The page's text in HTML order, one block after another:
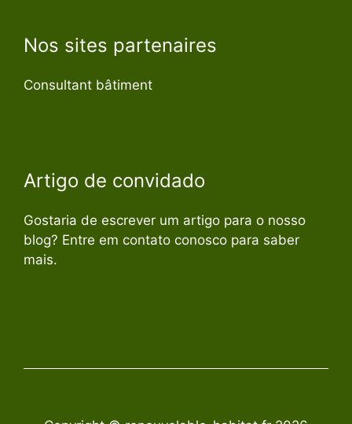
Nos sites partenaires
Consultant bâtiment
Artigo de convidado
Gostaria de escrever um artigo para o nosso
blog? Entre em contato conosco para saber
mais.